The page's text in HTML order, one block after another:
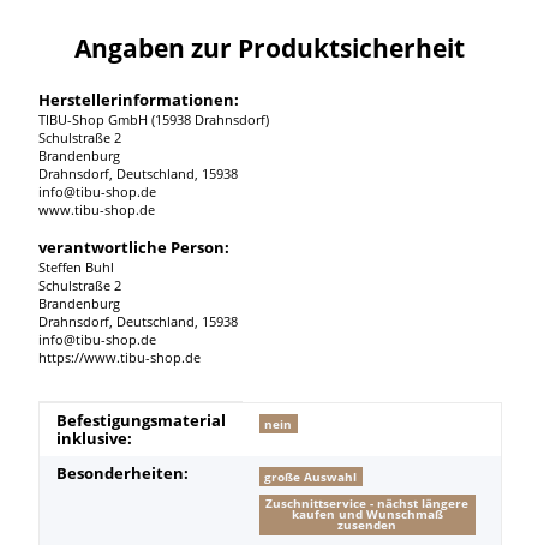
Angaben zur Produktsicherheit
Herstellerinformationen:
TIBU-Shop GmbH (15938 Drahnsdorf)
Schulstraße 2
Brandenburg
Drahnsdorf, Deutschland, 15938
info@tibu-shop.de
www.tibu-shop.de
verantwortliche Person:
Steffen Buhl
Schulstraße 2
Brandenburg
Drahnsdorf, Deutschland, 15938
info@tibu-shop.de
https://www.tibu-shop.de
Produkteigenschaft
Wert
Befestigungsmaterial
inklusive:
nein
Besonderheiten:
große Auswahl
Zuschnittservice - nächst längere
kaufen und Wunschmaß
zusenden